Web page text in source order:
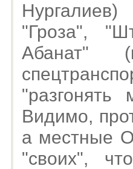
"Гроза",
Абанат"
"разгонять
Видимо,
а местные
"своих",